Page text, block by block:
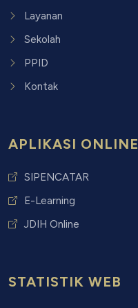
Layanan
Sekolah
PPID
Kontak
APLIKASI ONLINE
SIPENCATAR
E-Learning
JDIH Online
STATISTIK WEB